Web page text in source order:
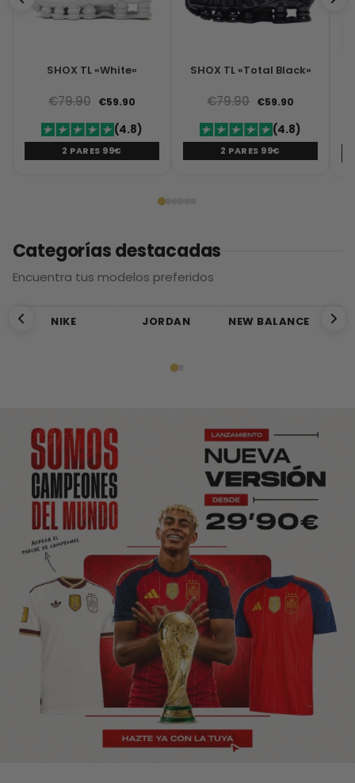
SHOX TL «White»
€79.90 €59.90
(4.8)
2 PARES 99€
SHOX TL «Total Black»
€79.90 €59.90
(4.8)
2 PARES 99€
Categorías destacadas
Encuentra tus modelos preferidos
NIKE JORDAN NEW BALANCE